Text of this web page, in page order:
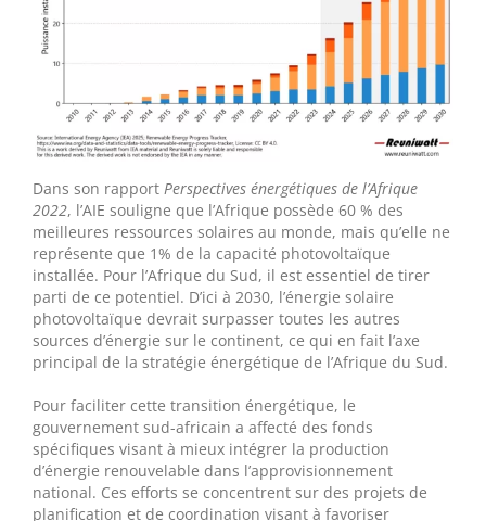
Dans son rapport Perspectives énergétiques de l’Afrique
2022, l’AIE souligne que l’Afrique possède 60 % des
meilleures ressources solaires au monde, mais qu’elle ne
représente que 1% de la capacité photovoltaïque
installée. Pour l’Afrique du Sud, il est essentiel de tirer
parti de ce potentiel. D’ici à 2030, l’énergie solaire
photovoltaïque devrait surpasser toutes les autres
sources d’énergie sur le continent, ce qui en fait l’axe
principal de la stratégie énergétique de l’Afrique du Sud.
Pour faciliter cette transition énergétique, le
gouvernement sud-africain a affecté des fonds
spécifiques visant à mieux intégrer la production
d’énergie renouvelable dans l’approvisionnement
national. Ces efforts se concentrent sur des projets de
planification et de coordination visant à favoriser